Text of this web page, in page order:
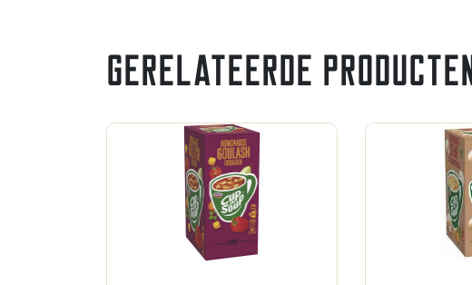
Gerelateerde producten